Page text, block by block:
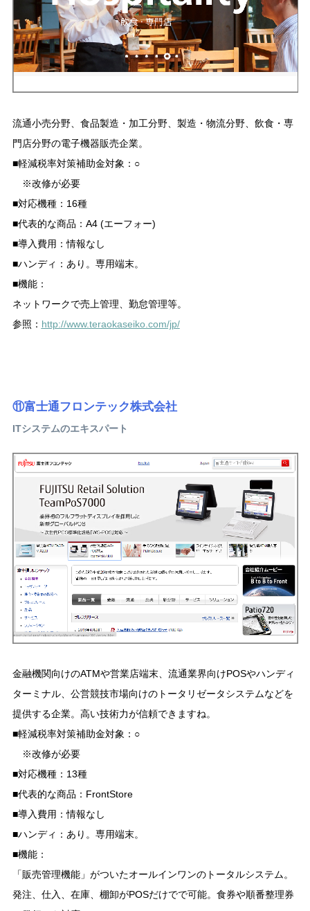
流通小売分野、食品製造・加工分野、製造・物流分野、飲食・専
門店分野の電子機器販売企業。
■軽減税率対策補助金対象：○
※改修が必要
■対応機種：16種
■代表的な商品：A4 (エーフォー)
■導入費用：情報なし
■ハンディ：あり。専用端末。
■機能：
ネットワークで売上管理、勤怠管理等。
参照： http://www.teraokaseiko.com/jp/
⑪富士通フロンテック株式会社
ITシステムのエキスパート
金融機関向けのATMや営業店端末、流通業界向けPOSやハンディ
ターミナル、公営競技市場向けのトータリゼータシステムなどを
提供する企業。高い技術力が信頼できますね。
■軽減税率対策補助金対象：○
※改修が必要
■対応機種：13種
■代表的な商品：FrontStore
■導入費用：情報なし
■ハンディ：あり。専用端末。
■機能：
「販売管理機能」がついたオールインワンのトータルシステム。
発注、仕入、在庫、棚卸がPOSだけでで可能。食券や順番整理券